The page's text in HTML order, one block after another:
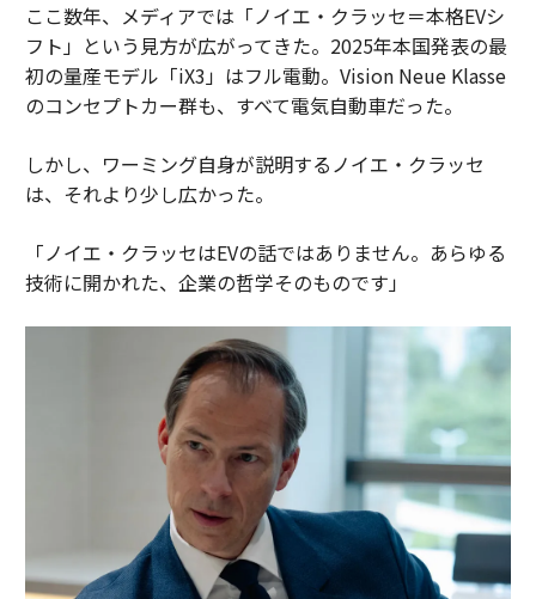
ここ数年、メディアでは「ノイエ・クラッセ＝本格EVシ
フト」という見方が広がってきた。2025年本国発表の最
初の量産モデル「iX3」はフル電動。Vision Neue Klasse
のコンセプトカー群も、すべて電気自動車だった。
しかし、ワーミング自身が説明するノイエ・クラッセ
は、それより少し広かった。
「ノイエ・クラッセはEVの話ではありません。あらゆる
技術に開かれた、企業の哲学そのものです」